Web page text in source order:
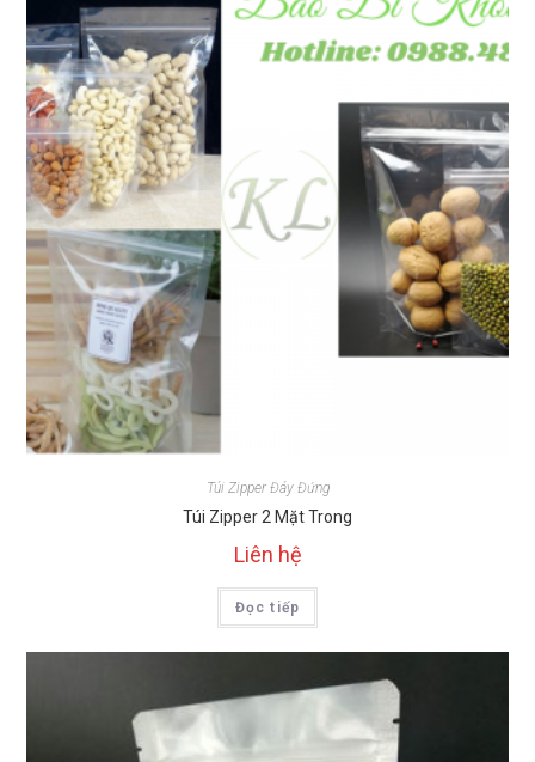
Túi Zipper Đáy Đứng
Túi Zipper 2 Mặt Trong
Liên hệ
Đọc tiếp